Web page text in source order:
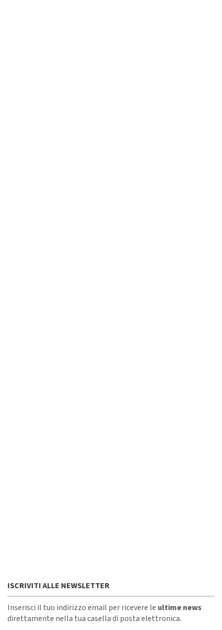
ISCRIVITI ALLE NEWSLETTER
Inserisci il tuo indirizzo email per ricevere le ultime news
direttamente nella tua casella di posta elettronica.